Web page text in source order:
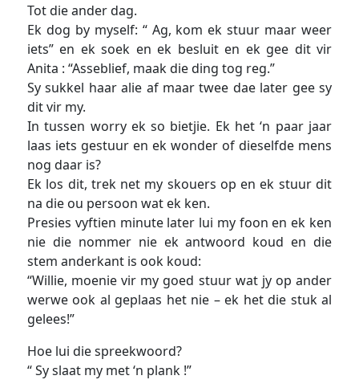
Tot die ander dag.
Ek dog by myself: “ Ag, kom ek stuur maar weer
iets” en ek soek en ek besluit en ek gee dit vir
Anita : “Asseblief, maak die ding tog reg.”
Sy sukkel haar alie af maar twee dae later gee sy
dit vir my.
In tussen worry ek so bietjie. Ek het ‘n paar jaar
laas iets gestuur en ek wonder of dieselfde mens
nog daar is?
Ek los dit, trek net my skouers op en ek stuur dit
na die ou persoon wat ek ken.
Presies vyftien minute later lui my foon en ek ken
nie die nommer nie ek antwoord koud en die
stem anderkant is ook koud:
“Willie, moenie vir my goed stuur wat jy op ander
werwe ook al geplaas het nie – ek het die stuk al
gelees!”
Hoe lui die spreekwoord?
“ Sy slaat my met ‘n plank !”